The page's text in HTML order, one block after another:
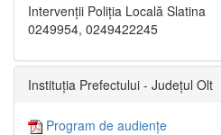
Intervenții Poliția Locală Slatina
0249954, 0249422245
Instituția Prefectului - Județul Olt
Program de audiențe